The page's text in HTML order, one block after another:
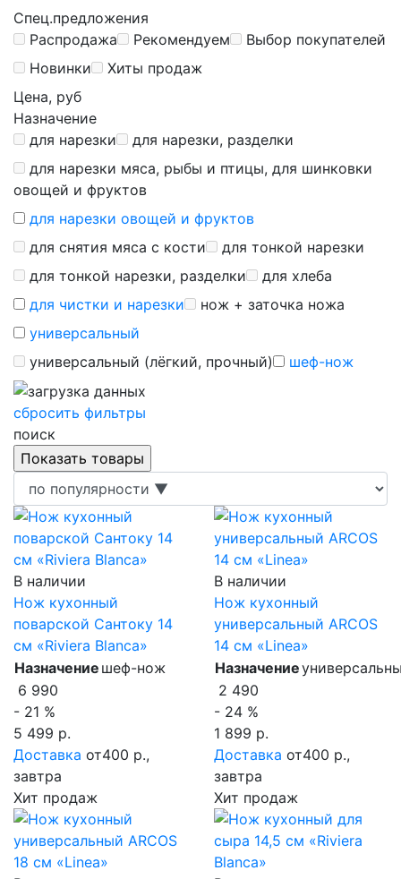
Спец.предложения
Распродажа
Рекомендуем
Выбор покупателей
Новинки
Хиты продаж
Цена, руб
Назначение
для нарезки
для нарезки, разделки
для нарезки мяса, рыбы и птицы, для шинковки
овощей и фруктов
для нарезки овощей и фруктов
для снятия мяса с кости
для тонкой нарезки
для тонкой нарезки, разделки
для хлеба
для чистки и нарезки
нож + заточка ножа
универсальный
универсальный (лёгкий, прочный)
шеф-нож
сбросить фильтры
поиск
В наличии
Нож кухонный
поварской Сантоку 14
см «Riviera Blanca»
Назначение шеф-нож
6 990
- 21 %
5 499 р.
Доставка от400 р.,
завтра
Хит продаж
В наличии
Нож кухонный
универсальный ARCOS
14 см «Linea»
Назначение
2 490
- 24 %
1 899 р.
Доставка от400 р.,
завтра
Хит продаж